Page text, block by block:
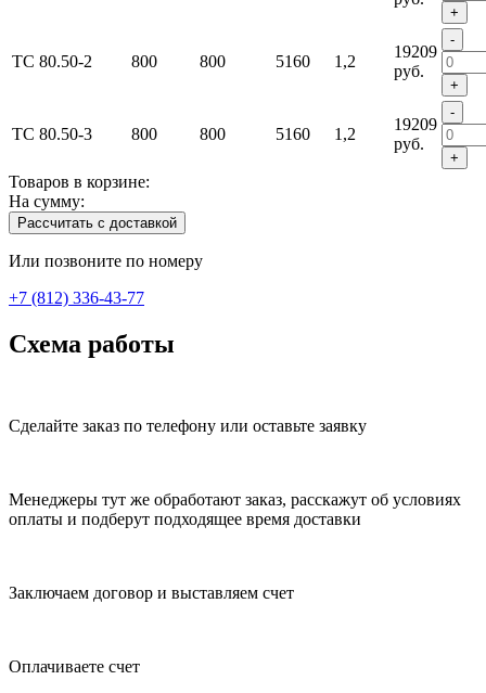
+
ТС 80.50-2 800 800 5160 1,2
19209
руб.
-
+
ТС 80.50-3 800 800 5160 1,2
19209
руб.
-
+
Товаров в корзине:
На сумму:
Рассчитать с доставкой
Или позвоните по номеру
+7 (812) 336-43-77
Схема работы
Сделайте заказ по телефону или оставьте заявку
Менеджеры тут же обработают заказ, расскажут об условиях
оплаты и подберут подходящее время доставки
Заключаем договор и выставляем счет
Оплачиваете счет